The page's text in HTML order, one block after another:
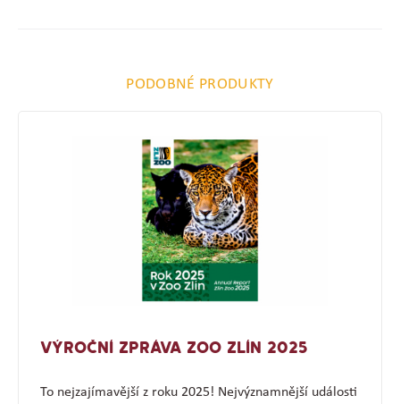
PODOBNÉ PRODUKTY
VÝROČNÍ ZPRÁVA ZOO ZLÍN 2025
To nejzajímavější z roku 2025! Nejvýznamnější události